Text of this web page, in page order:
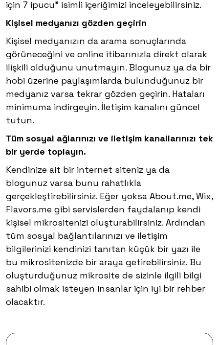
için 7 ipucu” isimli içeriğimizi inceleyebilirsiniz.
Kişisel medyanızı gözden geçirin
Kişisel medyanızın da arama sonuçlarında
görüneceğini ve online itibarınızla direkt olarak
ilişkili olduğunu unutmayın. Blogunuz ya da bir
hobi üzerine paylaşımlarda bulunduğunuz bir
medyanız varsa tekrar gözden geçirin. Hataları
minimuma indirgeyin. İletişim kanalını güncel
tutun.
Tüm sosyal ağlarınızı ve iletişim kanallarınızı tek
bir yerde toplayın.
Kendinize ait bir internet siteniz ya da
blogunuz varsa bunu rahatlıkla
gerçekleştirebilirsiniz. Eğer yoksa About.me, Wix,
Flavors.me gibi servislerden faydalanıp kendi
kişisel mikrositenizi oluşturabilirsiniz. Ardından
tüm sosyal bağlantılarınızı ve iletişim
bilgilerinizi kendinizi tanıtan küçük bir yazı ile
bu mikrositenizde bir araya getirebilirsiniz. Bu
oluşturduğunuz mikrosite de sizinle ilgili bilgi
sahibi olmak isteyen insanlar için iyi bir rehber
olacaktır.